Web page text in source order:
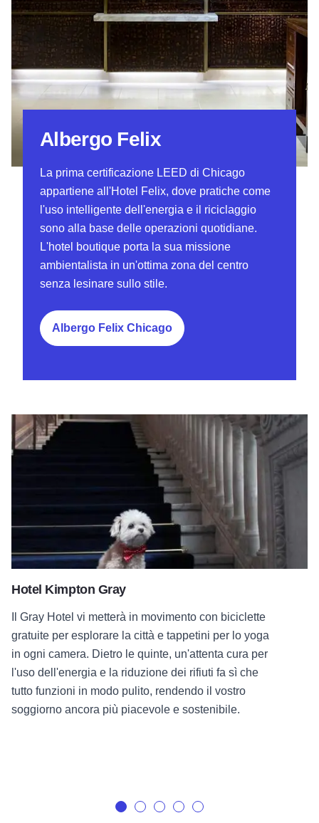
Albergo Felix
La prima certificazione LEED di Chicago
appartiene all'Hotel Felix, dove pratiche come
l'uso intelligente dell'energia e il riciclaggio
sono alla base delle operazioni quotidiane.
L'hotel boutique porta la sua missione
ambientalista in un'ottima zona del centro
senza lesinare sullo stile.
Albergo Felix Chicago
Hotel Kimpton Gray
Il Gray Hotel vi metterà in movimento con biciclette
gratuite per esplorare la città e tappetini per lo yoga
in ogni camera. Dietro le quinte, un'attenta cura per
l'uso dell'energia e la riduzione dei rifiuti fa sì che
tutto funzioni in modo pulito, rendendo il vostro
soggiorno ancora più piacevole e sostenibile.
Hotel Kimpton Gray